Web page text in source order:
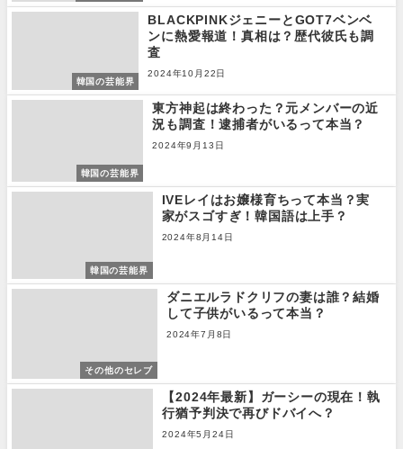
韓国の芸能界
BLACKPINKジェニーとGOT7ベンベ
ンに熱愛報道！真相は？歴代彼氏も調
査
2024年10月22日
韓国の芸能界
東方神起は終わった？元メンバーの近
況も調査！逮捕者がいるって本当？
2024年9月13日
韓国の芸能界
IVEレイはお嬢様育ちって本当？実
家がスゴすぎ！韓国語は上手？
2024年8月14日
その他のセレブ
ダニエルラドクリフの妻は誰？結婚
して子供がいるって本当？
2024年7月8日
【2024年最新】ガーシーの現在！執
行猶予判決で再びドバイへ？
2024年5月24日